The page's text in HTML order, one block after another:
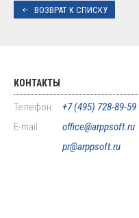
ВОЗВРАТ К СПИСКУ
КОНТАКТЫ
Телефон:
+7 (495) 728-89-59
E-mail:
office@arppsoft.ru
pr@arppsoft.ru